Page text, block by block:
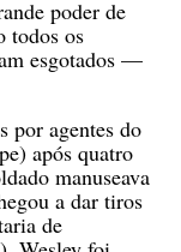
poder de
todos os
esgotados —
por agentes do
após quatro
manuseava
a dar tiros
de